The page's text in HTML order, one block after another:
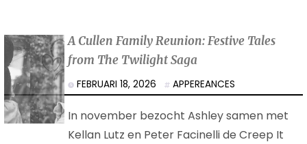
A Cullen Family Reunion: Festive Tales
from The Twilight Saga
FEBRUARI 18, 2026 APPEREANCES
In november bezocht Ashley samen met
Kellan Lutz en Peter Facinelli de Creep It